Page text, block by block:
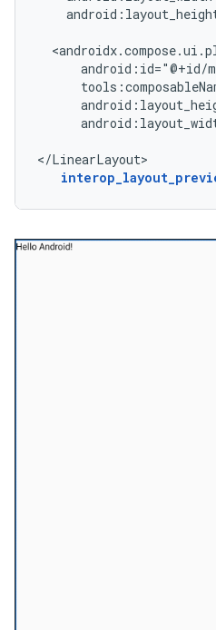
</LinearLayout>